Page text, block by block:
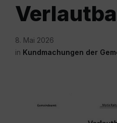
8. Mai 2026
in Kundmachungen der